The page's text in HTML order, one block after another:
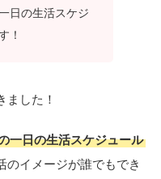
日の生活スケジ
！
ました！
一日の生活スケジュール
のイメージが誰でもでき